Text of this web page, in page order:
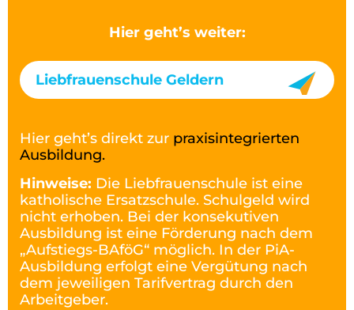
Hier geht’s weiter:
Liebfrauenschule Geldern
Hier geht’s direkt zur praxisintegrierten
Ausbildung.
Hinweise: Die Liebfrauenschule ist eine
katholische Ersatzschule. Schulgeld wird
nicht erhoben. Bei der konsekutiven
Ausbildung ist eine Förderung nach dem
„Aufstiegs-BAföG“ möglich. In der PiA-
Ausbildung erfolgt eine Vergütung nach
dem jeweiligen Tarifvertrag durch den
Arbeitgeber.